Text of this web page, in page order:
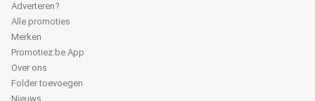
Adverteren?
Alle promoties
Merken
Promotiez.be App
Over ons
Folder toevoegen
Nieuws